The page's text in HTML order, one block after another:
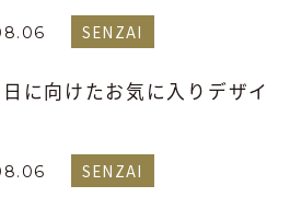
SENZAI
に向けたお気に入りデザイ
SENZAI